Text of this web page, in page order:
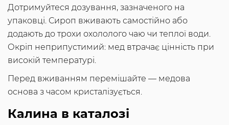
Дотримуйтеся дозування, зазначеного на
упаковці. Сироп вживають самостійно або
додають до трохи охололого чаю чи теплої води.
Окріп неприпустимий: мед втрачає цінність при
високій температурі.
Перед вживанням перемішайте — медова
основа з часом кристалізується.
Калина в каталозі